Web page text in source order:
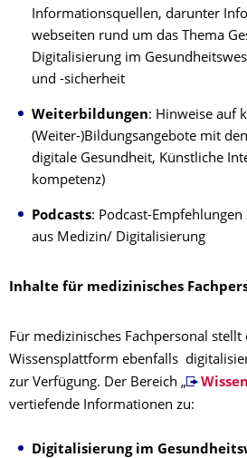
Informationsquellen, darunter
webseiten rund um das Thema
Digitalisierung im
und -sicherheit
Weiterbildungen: Hinweise auf
(Weiter-)Bildungsangebote mit
digitale Gesundheit, Künstliche
kompetenz)
Podcasts: Podcast-
aus Medizin/ Digitalisierung
Inhalte für medizinisches
Für medizinisches Fachpersonal stellt
Wissensplattform ebenfalls
zur Verfügung. Der Bereich „
vertiefende Informationen zu:
Digitalisierung im